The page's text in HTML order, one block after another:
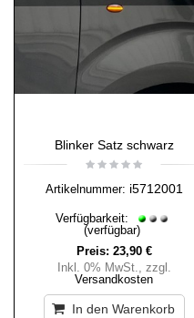
Blinker Satz schwarz
Artikelnummer: i5712001
Verfügbarkeit:
(verfügbar)
Preis: 23,90 €
Inkl. 0% MwSt., zzgl.
Versandkosten
In den Warenkorb